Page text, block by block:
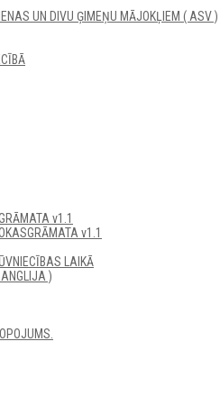
UN DIVU ĢIMEŅU MĀJOKĻIEM ( ASV )
v1.1
v1.1
LAIKĀ
)